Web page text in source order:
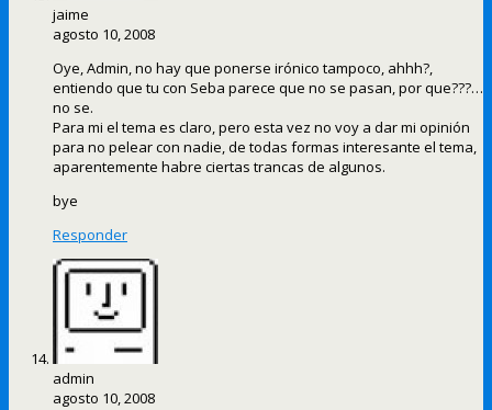
jaime
agosto 10, 2008
Oye, Admin, no hay que ponerse irónico tampoco, ahhh?,
entiendo que tu con Seba parece que no se pasan, por que???…
no se.
Para mi el tema es claro, pero esta vez no voy a dar mi opinión
para no pelear con nadie, de todas formas interesante el tema,
aparentemente habre ciertas trancas de algunos.
bye
Responder
admin
agosto 10, 2008